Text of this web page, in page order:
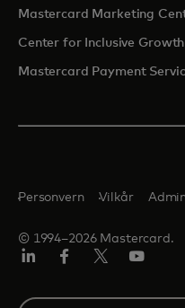
Mastercard Marketing
Center for Inclusive Growth
Mastercard Payment
© 1994–2026 Mastercard.
Personvern Vilkår
Select